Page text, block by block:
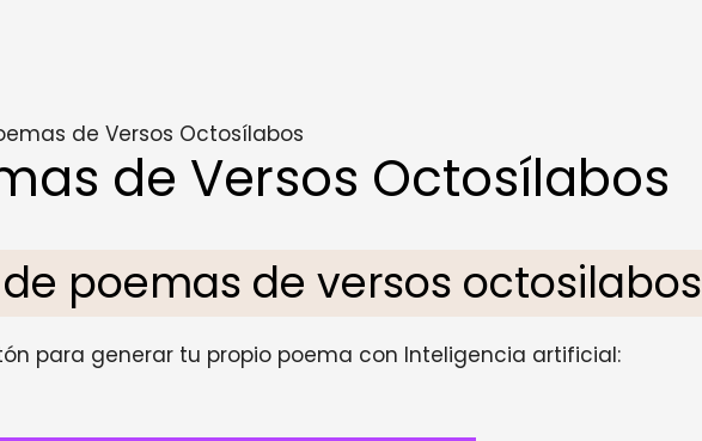
de Versos Octosílabos
de Versos Octosílabos
poemas de versos octosilabos
para generar tu propio poema con Inteligencia artificial: